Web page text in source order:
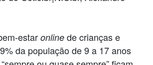
estar online de crianças e
da população de 9 a 17 anos